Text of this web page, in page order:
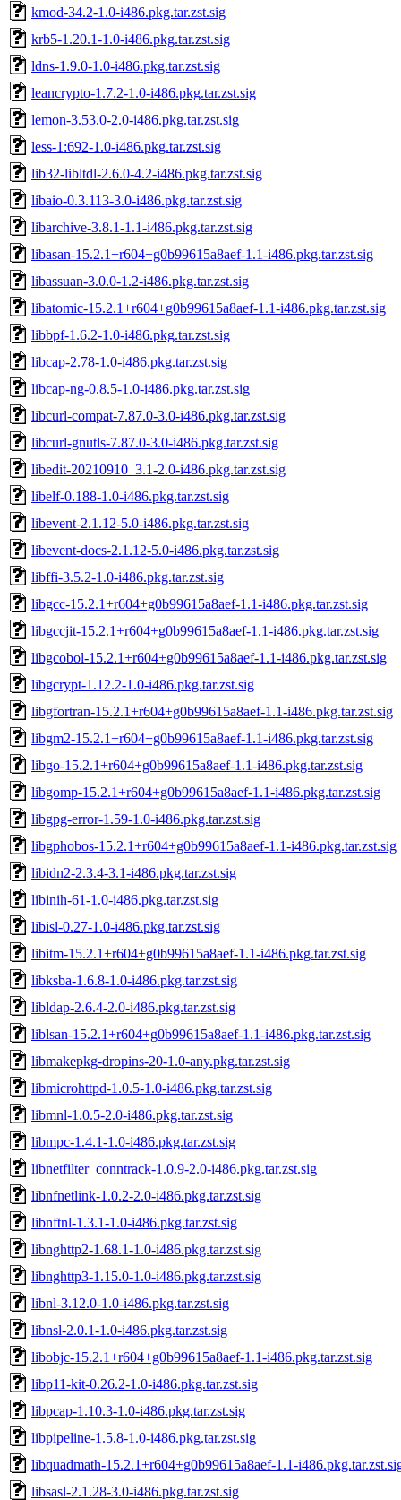
kmod-34.2-1.0-i486.pkg.tar.zst.sig
krb5-1.20.1-1.0-i486.pkg.tar.zst.sig
ldns-1.9.0-1.0-i486.pkg.tar.zst.sig
leancrypto-1.7.2-1.0-i486.pkg.tar.zst.sig
lemon-3.53.0-2.0-i486.pkg.tar.zst.sig
less-1:692-1.0-i486.pkg.tar.zst.sig
lib32-libltdl-2.6.0-4.2-i486.pkg.tar.zst.sig
libaio-0.3.113-3.0-i486.pkg.tar.zst.sig
libarchive-3.8.1-1.1-i486.pkg.tar.zst.sig
libasan-15.2.1+r604+g0b99615a8aef-1.1-i486.pkg.tar.zst.sig
libassuan-3.0.0-1.2-i486.pkg.tar.zst.sig
libatomic-15.2.1+r604+g0b99615a8aef-1.1-i486.pkg.tar.zst.sig
libbpf-1.6.2-1.0-i486.pkg.tar.zst.sig
libcap-2.78-1.0-i486.pkg.tar.zst.sig
libcap-ng-0.8.5-1.0-i486.pkg.tar.zst.sig
libcurl-compat-7.87.0-3.0-i486.pkg.tar.zst.sig
libcurl-gnutls-7.87.0-3.0-i486.pkg.tar.zst.sig
libedit-20210910_3.1-2.0-i486.pkg.tar.zst.sig
libelf-0.188-1.0-i486.pkg.tar.zst.sig
libevent-2.1.12-5.0-i486.pkg.tar.zst.sig
libevent-docs-2.1.12-5.0-i486.pkg.tar.zst.sig
libffi-3.5.2-1.0-i486.pkg.tar.zst.sig
libgcc-15.2.1+r604+g0b99615a8aef-1.1-i486.pkg.tar.zst.sig
libgccjit-15.2.1+r604+g0b99615a8aef-1.1-i486.pkg.tar.zst.sig
libgcobol-15.2.1+r604+g0b99615a8aef-1.1-i486.pkg.tar.zst.sig
libgcrypt-1.12.2-1.0-i486.pkg.tar.zst.sig
libgfortran-15.2.1+r604+g0b99615a8aef-1.1-i486.pkg.tar.zst.sig
libgm2-15.2.1+r604+g0b99615a8aef-1.1-i486.pkg.tar.zst.sig
libgo-15.2.1+r604+g0b99615a8aef-1.1-i486.pkg.tar.zst.sig
libgomp-15.2.1+r604+g0b99615a8aef-1.1-i486.pkg.tar.zst.sig
libgpg-error-1.59-1.0-i486.pkg.tar.zst.sig
libgphobos-15.2.1+r604+g0b99615a8aef-1.1-i486.pkg.tar.zst.sig
libidn2-2.3.4-3.1-i486.pkg.tar.zst.sig
libinih-61-1.0-i486.pkg.tar.zst.sig
libisl-0.27-1.0-i486.pkg.tar.zst.sig
libitm-15.2.1+r604+g0b99615a8aef-1.1-i486.pkg.tar.zst.sig
libksba-1.6.8-1.0-i486.pkg.tar.zst.sig
libldap-2.6.4-2.0-i486.pkg.tar.zst.sig
liblsan-15.2.1+r604+g0b99615a8aef-1.1-i486.pkg.tar.zst.sig
libmakepkg-dropins-20-1.0-any.pkg.tar.zst.sig
libmicrohttpd-1.0.5-1.0-i486.pkg.tar.zst.sig
libmnl-1.0.5-2.0-i486.pkg.tar.zst.sig
libmpc-1.4.1-1.0-i486.pkg.tar.zst.sig
libnetfilter_conntrack-1.0.9-2.0-i486.pkg.tar.zst.sig
libnfnetlink-1.0.2-2.0-i486.pkg.tar.zst.sig
libnftnl-1.3.1-1.0-i486.pkg.tar.zst.sig
libnghttp2-1.68.1-1.0-i486.pkg.tar.zst.sig
libnghttp3-1.15.0-1.0-i486.pkg.tar.zst.sig
libnl-3.12.0-1.0-i486.pkg.tar.zst.sig
libnsl-2.0.1-1.0-i486.pkg.tar.zst.sig
libobjc-15.2.1+r604+g0b99615a8aef-1.1-i486.pkg.tar.zst.sig
libp11-kit-0.26.2-1.0-i486.pkg.tar.zst.sig
libpcap-1.10.3-1.0-i486.pkg.tar.zst.sig
libpipeline-1.5.8-1.0-i486.pkg.tar.zst.sig
libquadmath-15.2.1+r604+g0b99615a8aef-1.1-
libsasl-2.1.28-3.0-i486.pkg.tar.zst.sig